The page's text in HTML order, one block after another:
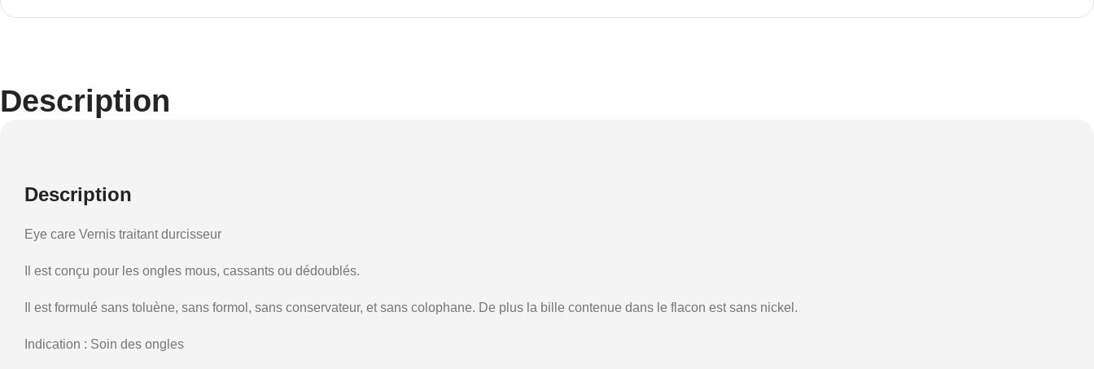
Description
Description
Eye care Vernis traitant durcisseur
Il est conçu pour les ongles mous, cassants ou dédoublés.
Il est formulé sans toluène, sans formol, sans conservateur, et sans colophane. De plus la bille contenue dans le flacon est sans nickel.
Indication : Soin des ongles